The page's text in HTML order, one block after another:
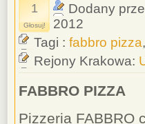
1
Głosuj!
Dodany
2012
Tagi : fabbro pizza,
Rejony Krakowa:
FABBRO PIZZA
Pizzeria FABBRO